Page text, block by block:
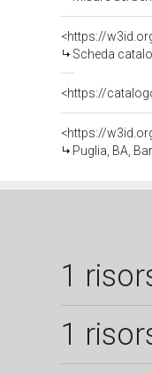
<https://
Scheda
<https://
<https://
Puglia, BA,
1
1